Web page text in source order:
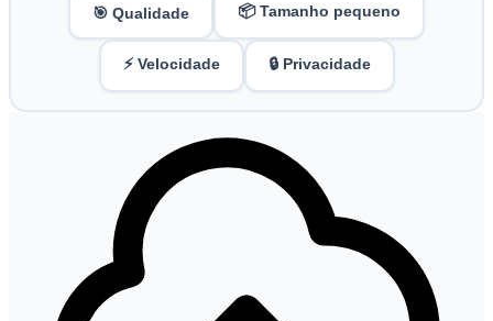
🎯 Qualidade 📦 Tamanho pequeno
⚡ Velocidade 🔒 Privacidade